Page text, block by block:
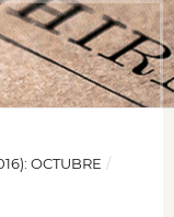
OCTUBRE /